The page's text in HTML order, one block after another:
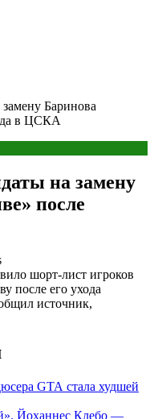
Баринова
в ЦСКА
на замену
после
шорт-лист игроков
после его ухода
источник,
GTA стала худшей
Йоханнес Клебо —